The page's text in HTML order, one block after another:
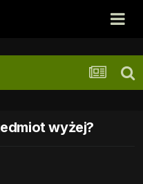
wyżej?